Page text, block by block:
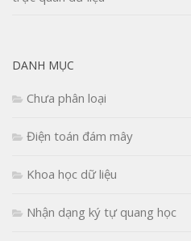
DANH MỤC
Chưa phân loại
Điện toán đám mây
Khoa học dữ liệu
Nhận dạng ký tự quang học